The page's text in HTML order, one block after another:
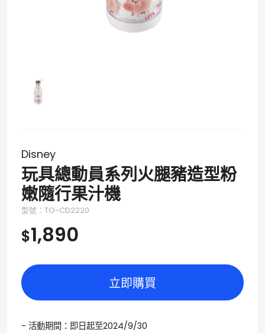
Disney
玩具總動員系列火腿豬造型粉
嫩隨行果汁機
型號：TO-CD2220
$1,890
立即購買
- 活動期間：即日起至2024/9/30